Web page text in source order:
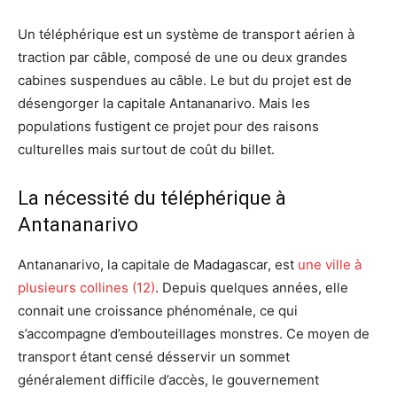
Un téléphérique est un système de transport aérien à
traction par câble, composé de une ou deux grandes
cabines suspendues au câble. Le but du projet est de
désengorger la capitale Antananarivo. Mais les
populations fustigent ce projet pour des raisons
culturelles mais surtout de coût du billet.
La nécessité du téléphérique à
Antananarivo
Antananarivo, la capitale de Madagascar, est une ville à
plusieurs collines (12). Depuis quelques années, elle
connait une croissance phénoménale, ce qui
s’accompagne d’embouteillages monstres. Ce moyen de
transport étant censé désservir un sommet
généralement difficile d’accès, le gouvernement